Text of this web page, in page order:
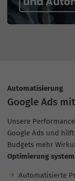
Automatisierung
Google Ads
Unsere
Google Ads und
Budgets mehr
Optimierung
Automatisierte